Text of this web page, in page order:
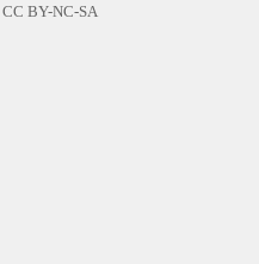
CC BY-NC-SA